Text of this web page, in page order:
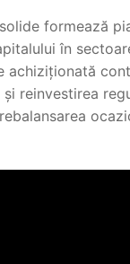
formează
în
achiziționată
reinvestirea